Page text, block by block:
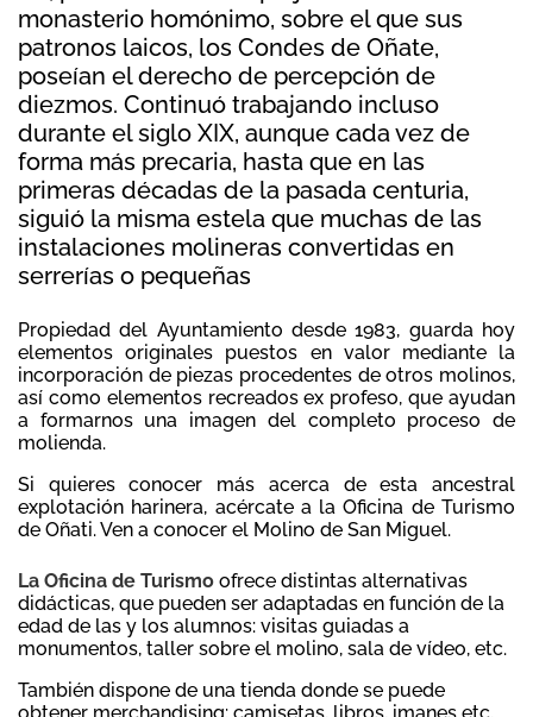
monasterio homónimo, sobre el que sus
patronos laicos, los Condes de Oñate,
poseían el derecho de percepción de
diezmos. Continuó trabajando incluso
durante el siglo XIX, aunque cada vez de
forma más precaria, hasta que en las
primeras décadas de la pasada centuria,
siguió la misma estela que muchas de las
instalaciones molineras convertidas en
serrerías o pequeñas
Propiedad del Ayuntamiento desde 1983, guarda hoy
elementos originales puestos en valor mediante la
incorporación de piezas procedentes de otros molinos,
así como elementos recreados ex profeso, que ayudan
a formarnos una imagen del completo proceso de
molienda.
Si quieres conocer más acerca de esta ancestral
explotación harinera, acércate a la Oficina de Turismo
de Oñati. Ven a conocer el Molino de San Miguel.
La Oficina de Turismo ofrece distintas alternativas
didácticas, que pueden ser adaptadas en función de la
edad de las y los alumnos: visitas guiadas a
monumentos, taller sobre el molino, sala de vídeo, etc.
También dispone de una tienda donde se puede